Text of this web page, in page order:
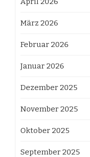
März 2026
Februar 2026
Januar 2026
Dezember 2025
November 2025
Oktober 2025
September 2025